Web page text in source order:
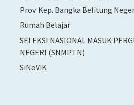
Prov. Kep. Bangka Belitung
Rumah Belajar
SELEKSI NASIONAL MASUK
NEGERI (SNMPTN)
SiNoViK